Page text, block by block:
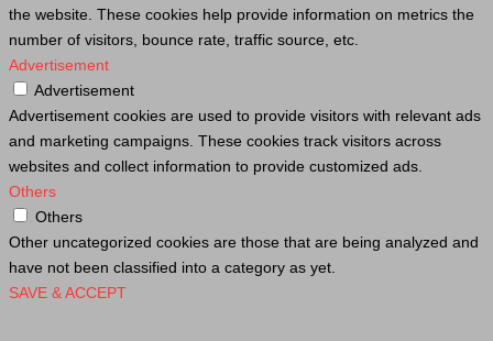
the website. These cookies help provide information on metrics the
number of visitors, bounce rate, traffic source, etc.
Advertisement
Advertisement
Advertisement cookies are used to provide visitors with relevant ads
and marketing campaigns. These cookies track visitors across
websites and collect information to provide customized ads.
Others
Others
Other uncategorized cookies are those that are being analyzed and
have not been classified into a category as yet.
SAVE & ACCEPT